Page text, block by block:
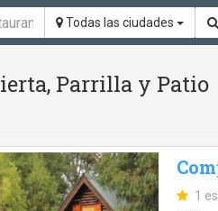
Todas las ciudades
Parrilla y Patio
1